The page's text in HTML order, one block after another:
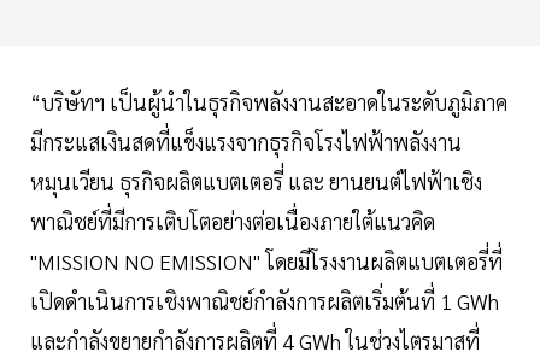
“บริษัทฯ เป็นผู้นำในธุรกิจพลังงานสะอาดในระดับภูมิภาค
มีกระแสเงินสดที่แข็งแรงจากธุรกิจโรงไฟฟ้าพลังงาน
หมุนเวียน ธุรกิจผลิตแบตเตอรี่ และ ยานยนต์ไฟฟ้าเชิง
พาณิชย์ที่มีการเติบโตอย่างต่อเนื่องภายใต้แนวคิด
"MISSION NO EMISSION" โดยมีโรงงานผลิตแบตเตอรี่ที่
เปิดดำเนินการเชิงพาณิชย์กำลังการผลิตเริ่มต้นที่ 1 GWh
และกำลังขยายกำลังการผลิตที่ 4 GWh ในช่วงไตรมาสที่